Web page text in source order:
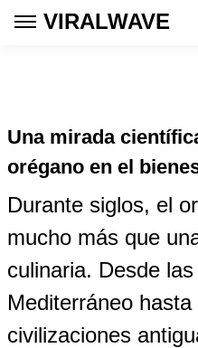
VIRALWAVE
Una mirada
orégano en el
Durante siglos, el
mucho más que
culinaria. Desde
Mediterráneo
civilizaciones